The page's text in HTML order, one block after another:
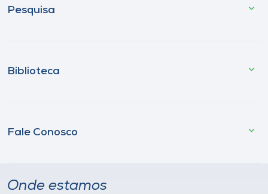
Pesquisa
Biblioteca
Fale Conosco
Onde estamos